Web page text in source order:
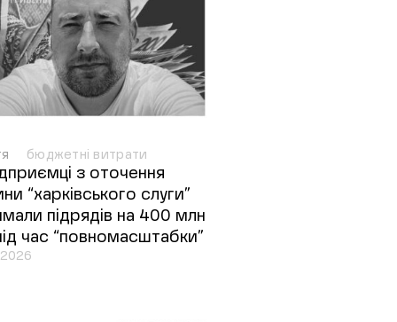
бюджетні витрати
з оточення
“харківського слуги”
підрядів на 400 млн
час “повномасштабки”